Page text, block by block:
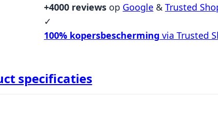
+4000 reviews op Google & Trusted
✓
100% kopersbescherming via Trusted
specificaties